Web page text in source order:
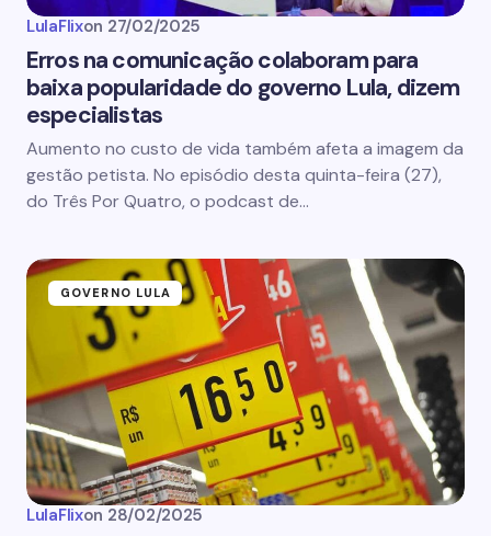
LulaFlixon 27/02/2025
Erros na comunicação colaboram para
baixa popularidade do governo Lula, dizem
especialistas
Aumento no custo de vida também afeta a imagem da
gestão petista. No episódio desta quinta-feira (27),
do Três Por Quatro, o podcast de…
GOVERNO LULA
LulaFlixon 28/02/2025